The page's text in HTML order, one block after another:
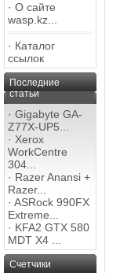
· О сайте
wasp.kz...
· Каталог
ссылок
Последние
статьи
· Gigabyte GA-
Z77X-UP5...
· Xerox
WorkCentre
304...
· Razer Anansi +
Razer...
· ASRock 990FX
Extreme...
· KFA2 GTX 580
MDT X4 ...
Счетчики